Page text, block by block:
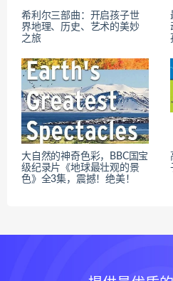
希利尔三部曲：开启孩子世
界地理、历史、艺术的美妙
之旅
大自然的神奇色彩，BBC国宝
级纪录片《地球最壮观的景
色》全3集，震撼！绝美！